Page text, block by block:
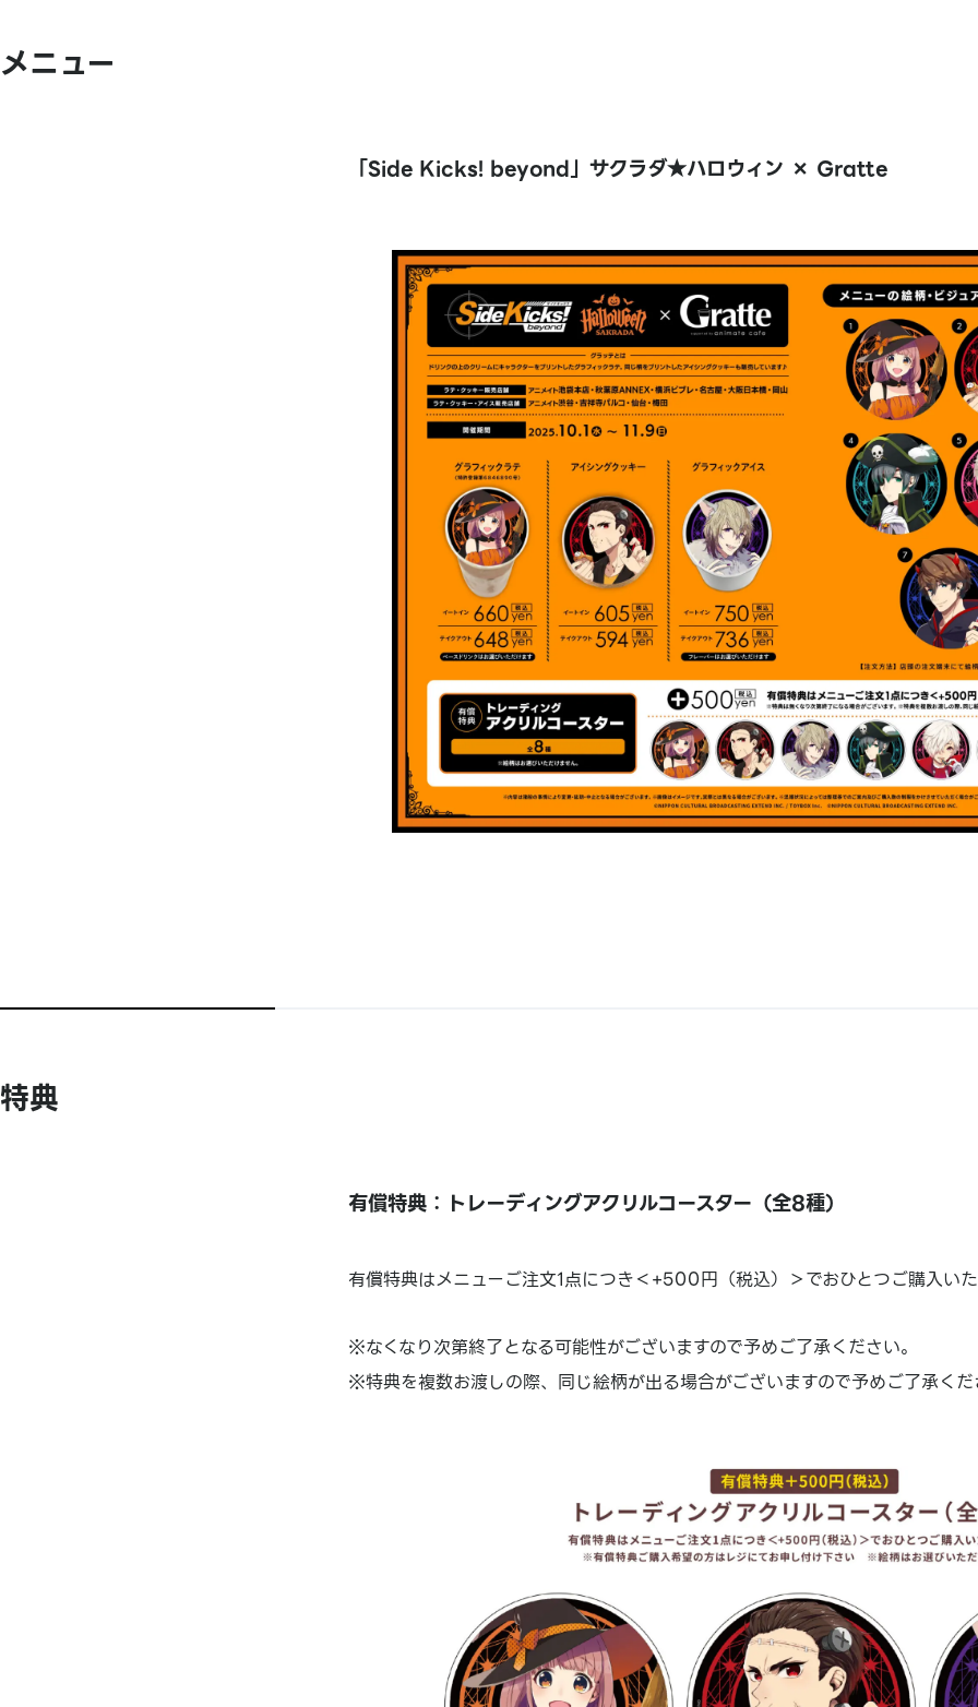
メニュー
「Side Kicks! beyond」サクラダ★ハロウィン × Gratte
特典
有償特典：トレーディングアクリルコースター（全8種）
有償特典はメニューご注文1点につき＜+500円（税込）＞でおひとつご購入い
※なくなり次第終了となる可能性がございますので予めご了承ください。
※特典を複数お渡しの際、同じ絵柄が出る場合がございますので予めご了承く